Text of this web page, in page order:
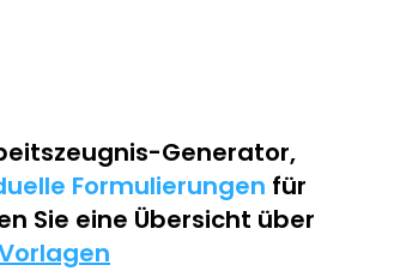
Generator,
Formulierungen für
Sie eine Übersicht über